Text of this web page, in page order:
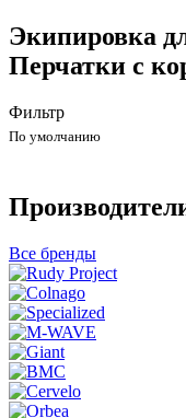
Экипировка
Перчатки с
Фильтр
По умолчанию
Все бренды